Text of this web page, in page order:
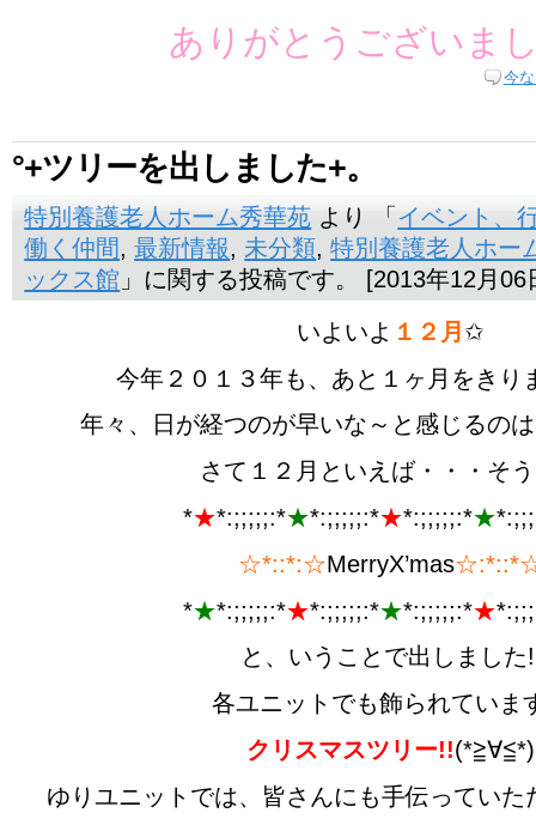
ありがとうございま
今
°+ツリーを出しました+。
特別養護老人ホーム秀華苑 より 「 イベント、
働く仲間,最新情報, 未分類,特別養護老人ホー
ックス館 」に関する投稿です。 [2013年12月06
いよいよ １２月 ✩
今年２０１３年も、あと１ヶ月をきり
年々、日が経つのが早いな～と感じるの
さて１２月といえば・・・そ
*★*:;;;;;:*★*:;;;;;:*★*:;;;;;:*★
☆*::*:☆MerryX’mas
*★*:;;;;;:*★*:;;;;;:*★*:;;;;;:*★
と、いうことで出しました
各ユニットでも飾られていま
クリスマスツリー!!(*≧∀≦*)
ゆりユニットでは、皆さんにも手伝ってい